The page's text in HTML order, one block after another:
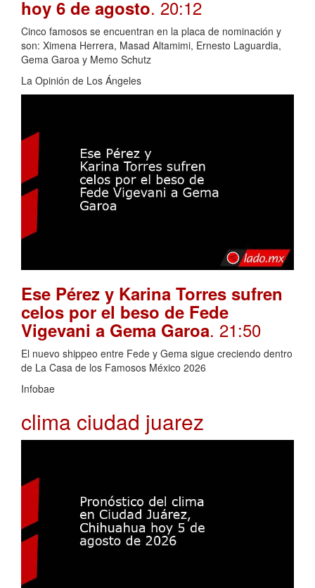
hoy 6 de agosto. 20:12
Cinco famosos se encuentran en la placa de nominación y
son: Ximena Herrera, Masad Altamimi, Ernesto Laguardia,
Gema Garoa y Memo Schutz
La Opinión de Los Ángeles
Ese Pérez y Karina Torres sufren
celos por el beso de Fede
Vigevani a Gema Garoa. 21:50
El nuevo shippeo entre Fede y Gema sigue creciendo dentro
de La Casa de los Famosos México 2026
Infobae
clima ciudad juarez